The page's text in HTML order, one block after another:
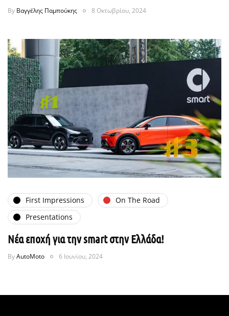
By Βαγγέλης Παμπούκης 8 Οκτωβρίου, 2024
First Impressions
On The Road
Presentations
Νέα εποχή για την smart στην Ελλάδα!
ByAutoMoto 6 Ιουνίου, 2024